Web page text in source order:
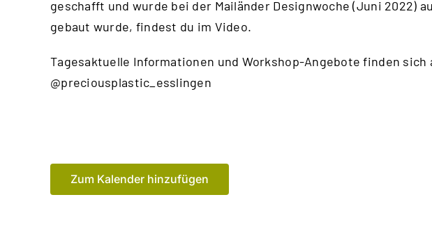
geschafft und wurde bei der Mailänder Designwoche (Juni 2022)
gebaut wurde, findest du im Video.
Tagesaktuelle Informationen und Workshop-Angebote finden sich
@preciousplastic_esslingen
Zum Kalender hinzufügen